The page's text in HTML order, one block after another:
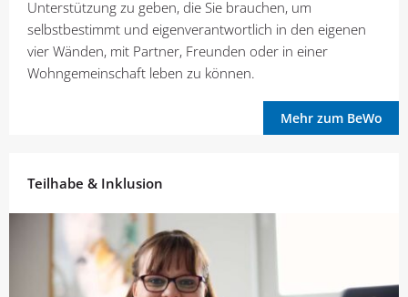
Unterstützung zu geben, die Sie brauchen, um
selbstbestimmt und eigenverantwortlich in den eigenen
vier Wänden, mit Partner, Freunden oder in einer
Wohngemeinschaft leben zu können.
Mehr zum BeWo
Teilhabe & Inklusion